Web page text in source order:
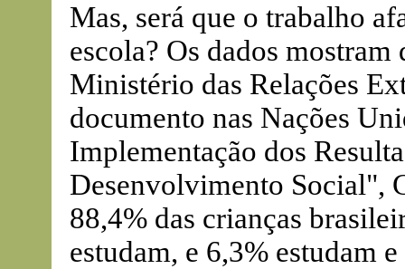
Mas, será que o trabalho
escola? Os dados mostram
Ministério das Relações
documento nas Nações
Implementação dos
Desenvolvimento Social",
88,4% das crianças
estudam, e 6,3% estudam